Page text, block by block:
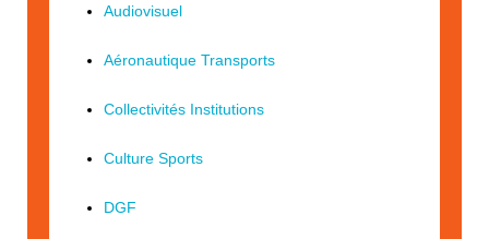
Audiovisuel
Aéronautique Transports
Collectivités Institutions
Culture Sports
DGF